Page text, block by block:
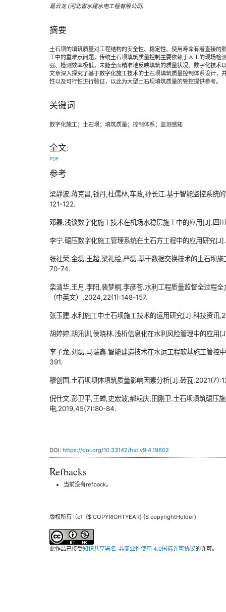
葛云龙 (河北省水建水电工程有限公司)
摘要
土石坝的填筑质量对工程结构的安全性、稳定性、使用寿命有着直接
工中的重难点问题。传统土石坝填筑质量控制主要依赖于人工的现场检
强、检测效率极低，未能全面精准地反映填筑的质量状况。数字化技术
文章深入探究了基于数字化施工技术的土石坝填筑质量控制体系设计，
性以及可行性进行验证，以此为大型土石坝填筑质量的管控提供参考。
关键词
数字化施工；土石坝；填筑质量；控制体系；监测感知
全文:
PDF
参考
梁静波,蒋克昌,钱丹,杜儒林,车政,孙长江.基于智能监控系统
121-122.
邓磊.浅谈数字化施工技术在机场水稳层施工中的应用[J].四
李宁.碾压数字化施工管理系统在土石方工程中的应用研究
张社荣,金磊,王超,梁礼绘,严磊.基于数据交换技术的土石坝
70-74.
栾清华,王月,李阳,裴梦桐,李彦苍.水利工程质量监督全过程
（中英文）,2024,22(1):148-157.
张玉建.水利施工中土石坝施工技术的运用研究[J].科技资
胡婷婷,胡汛训,侯晓林.浅析信息化在水利风险管理中的应用
李子龙,刘磊,马瑞鑫.智能建造技术在水运工程软基施工管
391.
穆创国.土石坝坝体填筑质量影响因素分析[J].砖瓦
倪仕文,彭卫平,王蝉,史宏波,郝耘庆,田刚卫.土石坝填筑碾压
电,2019,45(7):80-84.
DOI: https://doi.org/10.33142/hst.v9i4.19602
Refbacks
当前没有refback。
版权所有（c）{$ COPYRIGHTYEAR} {$ copyrightHolder}
此作品已接受知识共享署名-非商业性使用 4.0国际许可协议的许可。